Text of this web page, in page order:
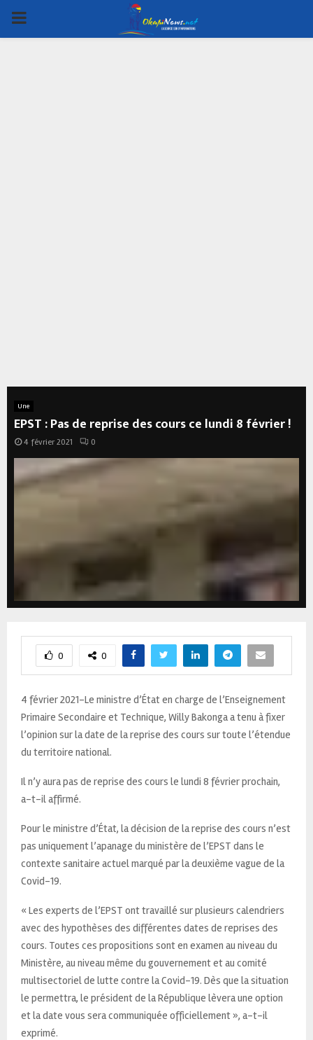
PRIMARY
Une
EPST : Pas de reprise des cours ce lundi 8 février !
4 février 2021 0
0 0
4 février 2021-Le ministre d’État en charge de l’Enseignement
Primaire Secondaire et Technique, Willy Bakonga a tenu à fixer
l’opinion sur la date de la reprise des cours sur toute l’étendue
du territoire national.
Il n’y aura pas de reprise des cours le lundi 8 février prochain,
a-t-il affirmé.
Pour le ministre d’État, la décision de la reprise des cours n’est
pas uniquement l’apanage du ministère de l’EPST dans le
contexte sanitaire actuel marqué par la deuxième vague de la
Covid-19.
« Les experts de l’EPST ont travaillé sur plusieurs calendriers
avec des hypothèses des différentes dates de reprises des
cours. Toutes ces propositions sont en examen au niveau du
Ministère, au niveau même du gouvernement et au comité
multisectoriel de lutte contre la Covid-19. Dès que la situation
le permettra, le président de la République lèvera une option
et la date vous sera communiquée officiellement », a-t-il
exprimé.